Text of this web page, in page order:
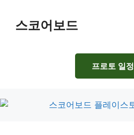
content스코어보드
프로토 일정